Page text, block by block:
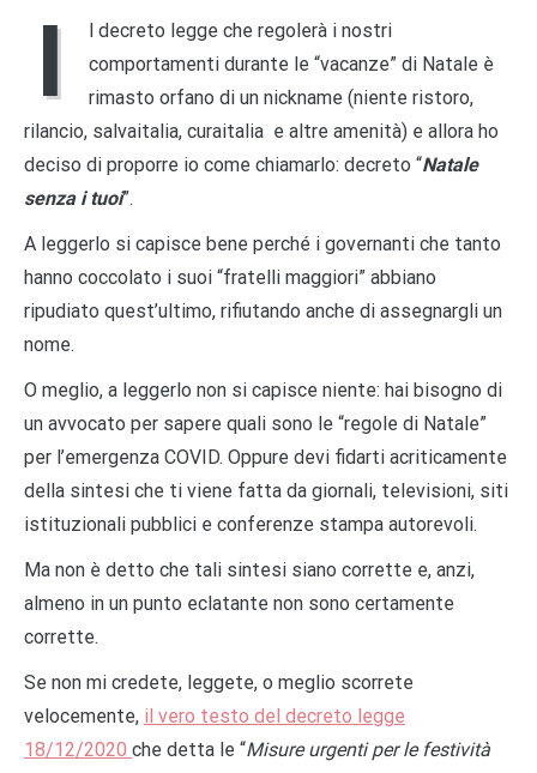
I
l decreto legge che regolerà i nostri
comportamenti durante le “vacanze” di Natale è
rimasto orfano di un nickname (niente ristoro,
rilancio, salvaitalia, curaitalia e altre amenità) e allora ho
deciso di proporre io come chiamarlo: decreto “Natale
senza i tuoi”.
A leggerlo si capisce bene perché i governanti che tanto
hanno coccolato i suoi “fratelli maggiori” abbiano
ripudiato quest’ultimo, rifiutando anche di assegnargli un
nome.
O meglio, a leggerlo non si capisce niente: hai bisogno di
un avvocato per sapere quali sono le “regole di Natale”
per l’emergenza COVID. Oppure devi fidarti acriticamente
della sintesi che ti viene fatta da giornali, televisioni, siti
istituzionali pubblici e conferenze stampa autorevoli.
Ma non è detto che tali sintesi siano corrette e, anzi,
almeno in un punto eclatante non sono certamente
corrette.
Se non mi credete, leggete, o meglio scorrete
velocemente, il vero testo del decreto legge
18/12/2020 che detta le “Misure urgenti per le festività